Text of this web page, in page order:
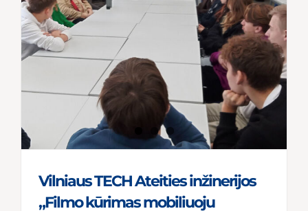
Vilniaus TECH Ateities inžinerijos
„Filmo kūrimas mobiliuoju